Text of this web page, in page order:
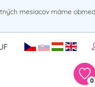
mesiacov máme
0